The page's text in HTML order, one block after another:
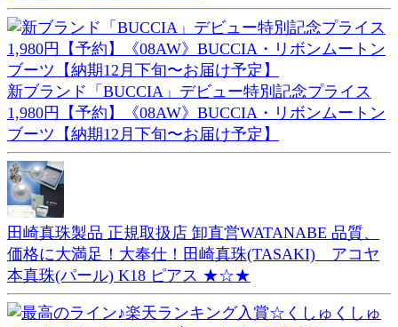
新ブランド「BUCCIA」デビュー特別記念プライス
1,980円【予約】《08AW》BUCCIA・リボンムートン
ブーツ【納期12月下旬〜お届け予定】
田崎真珠製品 正規取扱店 卸直営WATANABE 品質、
価格に大満足！大奉仕！田崎真珠(TASAKI) アコヤ
本真珠(パール) K18 ピアス ★☆★